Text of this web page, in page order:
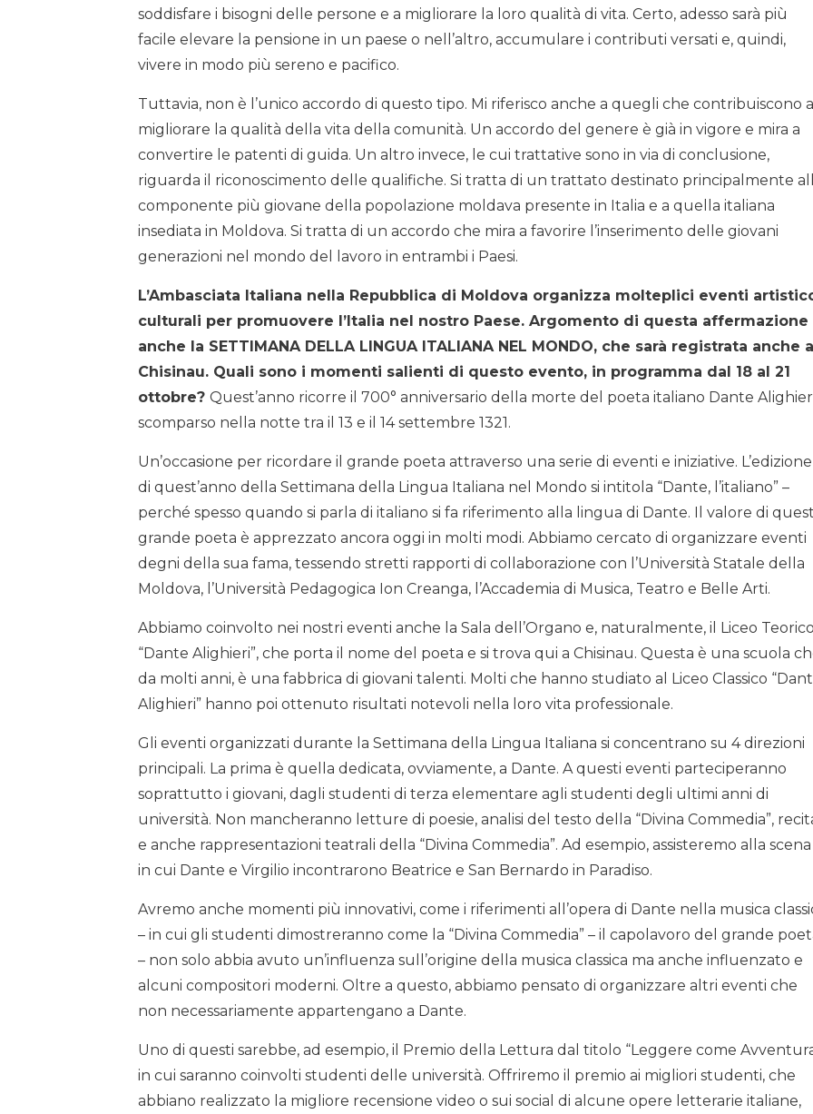
soddisfare i bisogni delle persone e a migliorare la loro qualità di vita. Certo, adesso sarà più
facile elevare la pensione in un paese o nell’altro, accumulare i contributi versati e, quindi,
vivere in modo più sereno e pacifico.
Tuttavia, non è l’unico accordo di questo tipo. Mi riferisco anche a quegli che contribuiscono a
migliorare la qualità della vita della comunità. Un accordo del genere è già in vigore e mira a
convertire le patenti di guida. Un altro invece, le cui trattative sono in via di conclusione,
riguarda il riconoscimento delle qualifiche. Si tratta di un trattato destinato principalmente
componente più giovane della popolazione moldava presente in Italia e a quella italiana
insediata in Moldova. Si tratta di un accordo che mira a favorire l’inserimento delle giovani
generazioni nel mondo del lavoro in entrambi i Paesi.
L’Ambasciata Italiana nella Repubblica di Moldova organizza molteplici eventi
culturali per promuovere l’Italia nel nostro Paese. Argomento di questa affermazione
anche la SETTIMANA DELLA LINGUA ITALIANA NEL MONDO, che sarà registrata anche a
Chisinau. Quali sono i momenti salienti di questo evento, in programma dal 18 al 21
ottobre? Quest’anno ricorre il 700° anniversario della morte del poeta italiano Dante
scomparso nella notte tra il 13 e il 14 settembre 1321.
Un’occasione per ricordare il grande poeta attraverso una serie di eventi e iniziative. L’edizione
di quest’anno della Settimana della Lingua Italiana nel Mondo si intitola “Dante, l’italiano” –
perché spesso quando si parla di italiano si fa riferimento alla lingua di Dante. Il valore di
grande poeta è apprezzato ancora oggi in molti modi. Abbiamo cercato di organizzare eventi
degni della sua fama, tessendo stretti rapporti di collaborazione con l’Università Statale della
Moldova, l’Università Pedagogica Ion Creanga, l’Accademia di Musica, Teatro e Belle Arti.
Abbiamo coinvolto nei nostri eventi anche la Sala dell’Organo e, naturalmente, il Liceo
“Dante Alighieri”, che porta il nome del poeta e si trova qui a Chisinau. Questa è una scuola
da molti anni, è una fabbrica di giovani talenti. Molti che hanno studiato al Liceo Classico
Alighieri” hanno poi ottenuto risultati notevoli nella loro vita professionale.
Gli eventi organizzati durante la Settimana della Lingua Italiana si concentrano su 4 direzioni
principali. La prima è quella dedicata, ovviamente, a Dante. A questi eventi parteciperanno
soprattutto i giovani, dagli studenti di terza elementare agli studenti degli ultimi anni di
università. Non mancheranno letture di poesie, analisi del testo della “Divina Commedia”,
e anche rappresentazioni teatrali della “Divina Commedia”. Ad esempio, assisteremo alla scena
in cui Dante e Virgilio incontrarono Beatrice e San Bernardo in Paradiso.
Avremo anche momenti più innovativi, come i riferimenti all’opera di Dante nella musica
– in cui gli studenti dimostreranno come la “Divina Commedia” – il capolavoro del grande
– non solo abbia avuto un’influenza sull’origine della musica classica ma anche influenzato e
alcuni compositori moderni. Oltre a questo, abbiamo pensato di organizzare altri eventi che
non necessariamente appartengano a Dante.
Uno di questi sarebbe, ad esempio, il Premio della Lettura dal titolo “Leggere come
in cui saranno coinvolti studenti delle università. Offriremo il premio ai migliori studenti, che
abbiano realizzato la migliore recensione video o sui social di alcune opere letterarie italiane,